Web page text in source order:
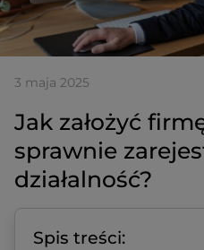
3 maja 2025
Jak założyć
sprawnie
działalność?
Spis treści: